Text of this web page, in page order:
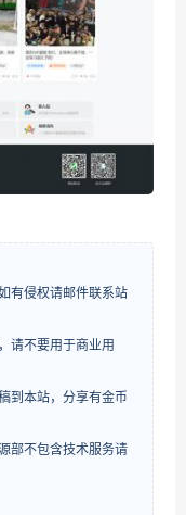
有侵权请邮件联系站
请不要用于商业用
到本站，分享有金币
部不包含技术服务请